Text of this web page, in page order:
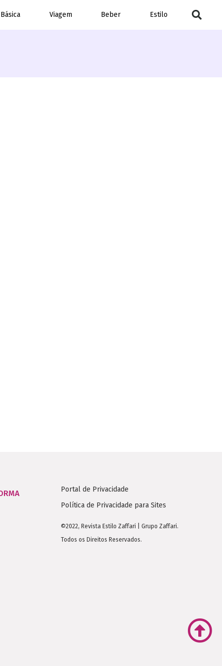
Viagem Beber Estilo
Portal de Privacidade
Política de Privacidade para Sites
©2022, Revista Estilo Zaffari | Grupo Zaffari.
Todos os Direitos Reservados.